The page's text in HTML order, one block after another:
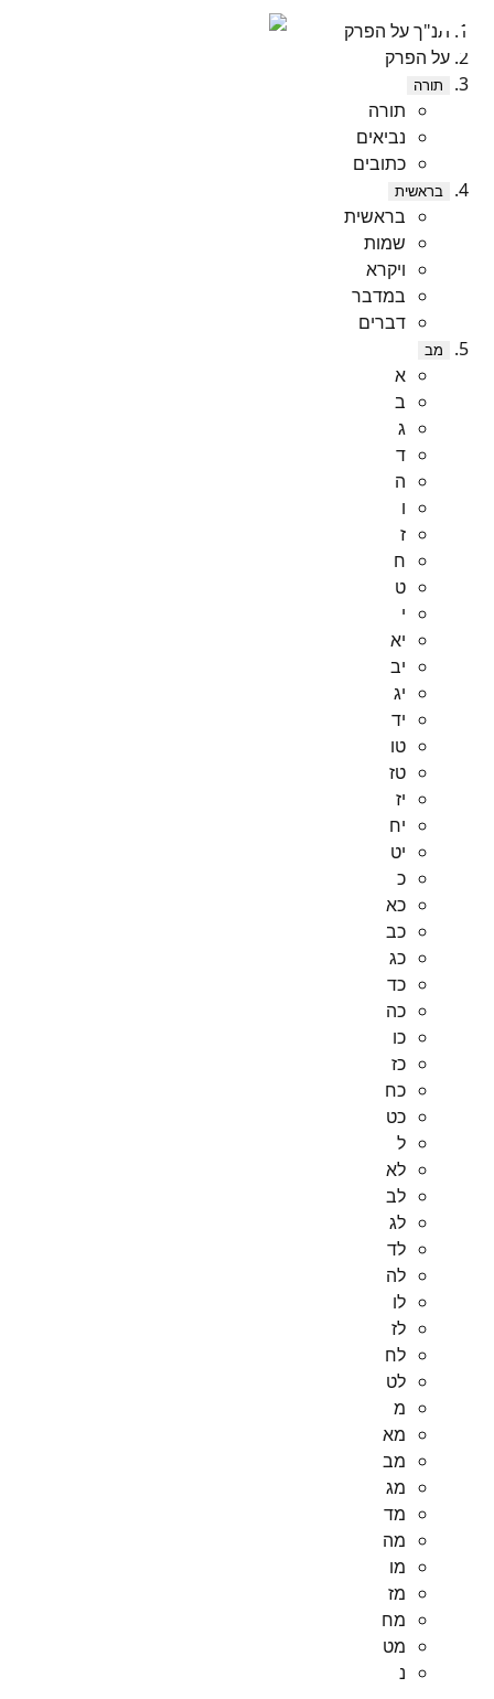
תנ"ך על הפרק
על הפרק
תורה
תורה
נביאים
כתובים
בראשית
בראשית
שמות
ויקרא
במדבר
דברים
מב
א
ב
ג
ד
ה
ו
ז
ח
ט
י
יא
יב
יג
יד
טו
טז
יז
יח
יט
כ
כא
כב
כג
כד
כה
כו
כז
כח
כט
ל
לא
לב
לג
לד
לה
לו
לז
לח
לט
מ
מא
מב
מג
מד
מה
מו
מז
מח
מט
נ